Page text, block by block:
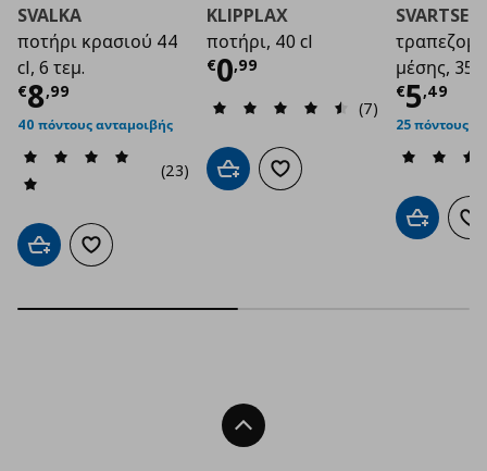
SVALKA
ποτήρι κρασιού 44
cl, 6 τεμ.
€8,99
Τρέχουσα τιμή€ 8,99
40 πόντους ανταμοιβής
(23)
Προσθήκη στο καλάθι
Προσθήκη στα αγαπημένα
KLIPPLAX
ποτήρι, 40 cl
€0,99
Τρέχουσα τιμή€
(7)
Προσθήκη στο καλάθι
Προσθήκη στα αγαπημένα
μέσης,
€5,49
25 πόντους
Προσθήκη
Back To Top